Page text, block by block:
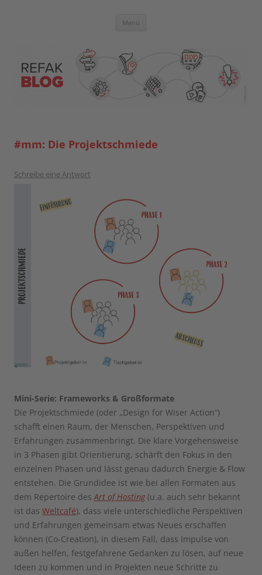
Blog der Referent:innen Akademie
Menü
#mm: Die Projektschmiede
Schreibe eine Antwort
Mini-Serie: Frameworks & Großformate
Die Projektschmiede (oder „Design for Wiser Action“)
schafft einen Raum, der Menschen, Perspektiven und
Erfahrungen zusammenbringt. Die klare Vorgehensweise
in 3 Phasen gibt Orientierung, schärft den Fokus in den
einzelnen Phasen und lässt genau dadurch Energie & Flow
entstehen. Die Grundidee ist wie bei allen Formaten aus
dem Repertoire desArt of Hosting (u.a. auch sehr bekannt
ist das Weltcafé), dass viele unterschiedliche Perspektiven
und Erfahrungen gemeinsam etwas Neues erschaffen
können (Co-Creation), in diesem Fall, dass Impulse von
außen helfen, festgefahrene Gedanken zu lösen, auf neue
Ideen zu kommen und in Projekten neue Schritte zu